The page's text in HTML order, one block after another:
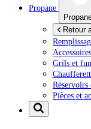
Propane
Retour
Grils et
Réservoirs
Pièces et